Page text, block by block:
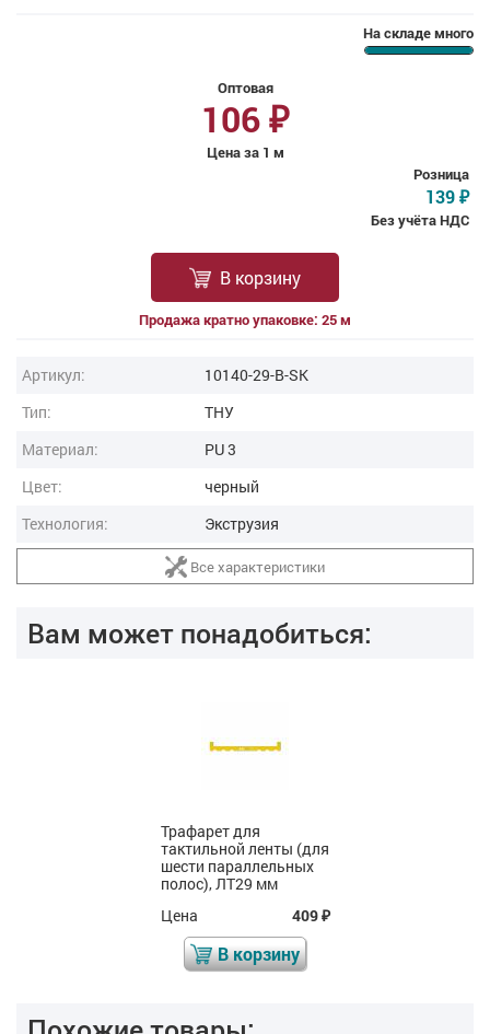
На складе много
Оптовая
106 ₽
Цена за 1 м
Розница
139 ₽
Без учёта НДС
В корзину
Продажа кратно упаковке: 25 м
Артикул:
10140-29-B-SK
Тип:
ТНУ
Материал:
PU 3
Цвет:
черный
Технология:
Экструзия
Все характеристики
Вам может понадобиться:
Трафарет для
тактильной ленты (для
шести параллельных
полос), ЛТ29 мм
Цена
409₽
В корзину